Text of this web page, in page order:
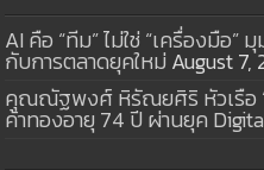
AI คือ “ทีม” ไม่ใช่ “เครื่องมือ
กับการตลาดยุคใหม่ August 7,
คุณณัฐพงศ์ หิรัณยศิริ หัวเรือ
ค้าทองอายุ 74 ปี ผ่านยุค